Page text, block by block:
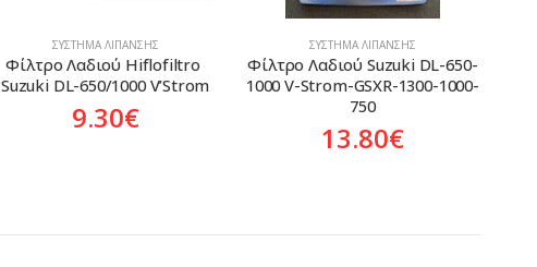
ΣΎΣΤΗΜΑ ΛΊΠΑΝΣΗΣ
Φίλτρο Λαδιού Hiflofiltro
Suzuki DL-650/1000 V’Strom
9.30€
ΣΎΣΤΗΜΑ ΛΊΠΑΝΣΗΣ
Φίλτρο Λαδιού Suzuki DL-650-
1000 V-Strom-GSXR-1300-1000-
750
13.80€